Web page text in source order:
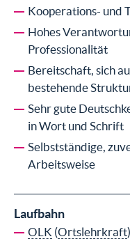
Kooperations- und
Hohes
Professionalität
Bereitschaft, sich
bestehende
Sehr gute
in Wort und Schrift
Selbstständige,
Arbeitsweise
Laufbahn
OLK (Ortslehrkraft)